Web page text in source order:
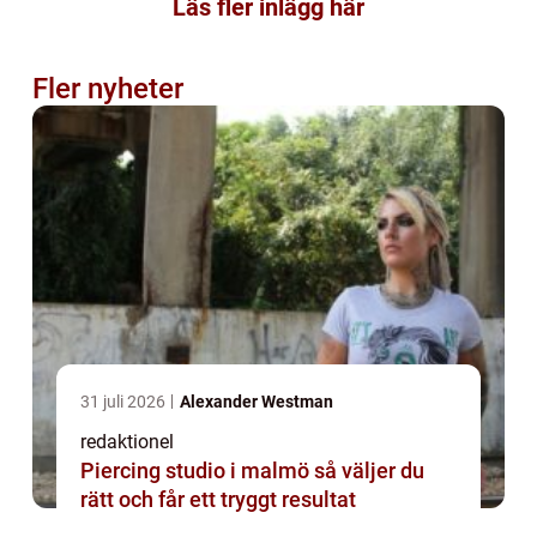
Läs fler inlägg här
Fler nyheter
31 juli 2026 Alexander Westman
redaktionel
Piercing studio i malmö så väljer du
rätt och får ett tryggt resultat